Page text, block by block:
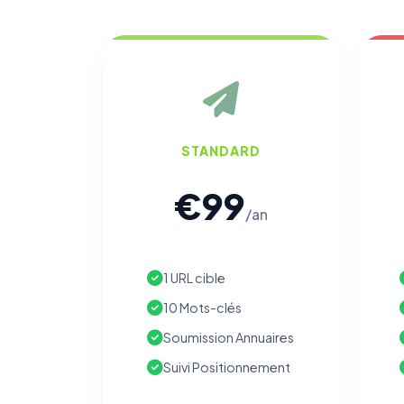
STANDARD
€99/an
1 URL cible
10 Mots-clés
Soumission Annuaires
Suivi Positionnement